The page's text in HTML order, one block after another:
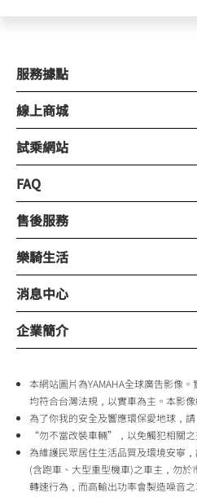
服務據點
線上商城
試乘網站
FAQ
售後服務
樂騎生活
消息中心
企業簡介
本網站圖片為YAMAHA全球廣告影像
均符合台灣法規，以實車為主。本影像
為了你我的安全及響應環保愛地球，
“勿不當改裝車輛”，以免觸犯相關之
為維護民眾居住生活品質及環境安寧
(含跑車、大型重型機車)之車主，勿
轉速行為，而高輸出功率會製造噪音